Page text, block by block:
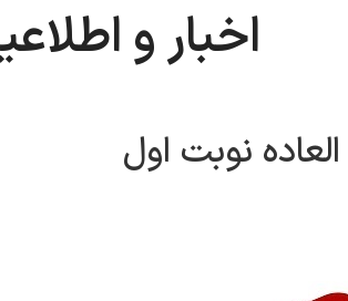
اخبار و
نوبت اول